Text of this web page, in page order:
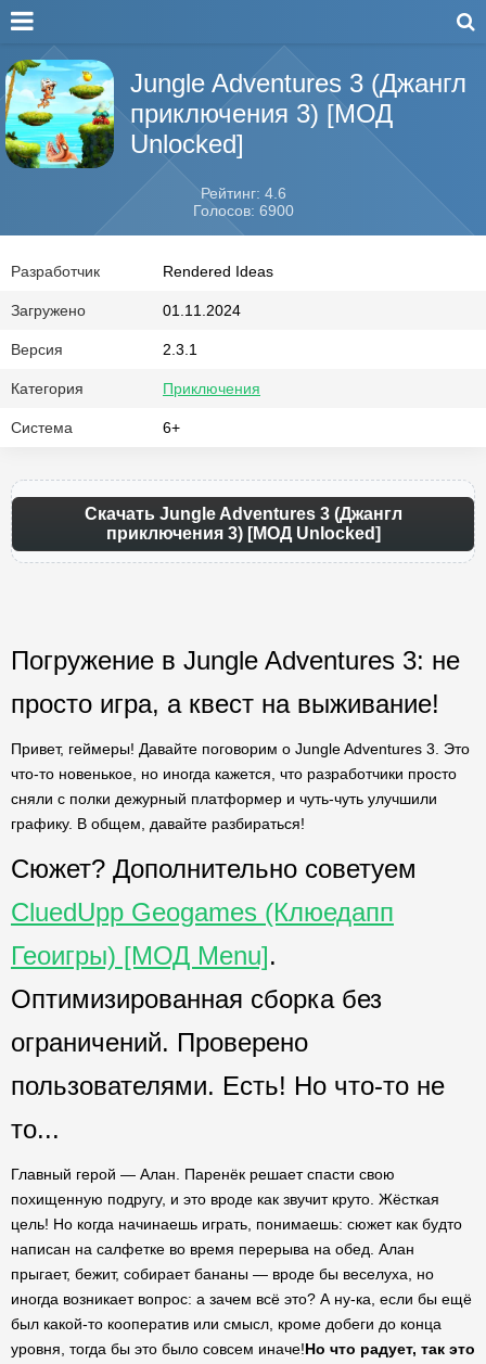
Jungle Adventures 3 (Джангл
приключения 3) [МОД
Unlocked]
Рейтинг: 4.6
Голосов: 6900
Разработчик Rendered Ideas
Загружено 01.11.2024
Версия 2.3.1
Категория Приключения
Система 6+
Скачать Jungle Adventures 3 (Джангл
приключения 3) [МОД Unlocked]
Погружение в Jungle Adventures 3: не
просто игра, а квест на выживание!
Привет, геймеры! Давайте поговорим о Jungle Adventures 3. Это
что-то новенькое, но иногда кажется, что разработчики просто
сняли с полки дежурный платформер и чуть-чуть улучшили
графику. В общем, давайте разбираться!
Сюжет? Дополнительно советуем
CluedUpp Geogames (Клюедапп
Геоигры) [МОД Menu].
Оптимизированная сборка без
ограничений. Проверено
пользователями. Есть! Но что-то не
то...
Главный герой — Алан. Паренёк решает спасти свою
похищенную подругу, и это вроде как звучит круто. Жёсткая
цель! Но когда начинаешь играть, понимаешь: сюжет как будто
написан на салфетке во время перерыва на обед. Алан
прыгает, бежит, собирает бананы — вроде бы веселуха, но
иногда возникает вопрос: а зачем всё это? А ну-ка, если бы ещё
был какой-то кооператив или смысл, кроме добеги до конца
уровня, тогда бы это было совсем иначе!Но что радует, так это